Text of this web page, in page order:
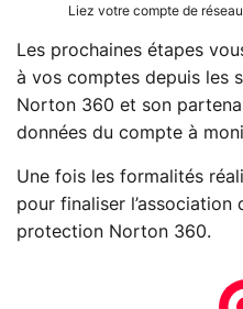
Liez votre compte de
Les prochaines étapes
à vos comptes depuis les
Norton 360 et son
données du compte à
Une fois les formalités
pour finaliser
protection Norton 360.